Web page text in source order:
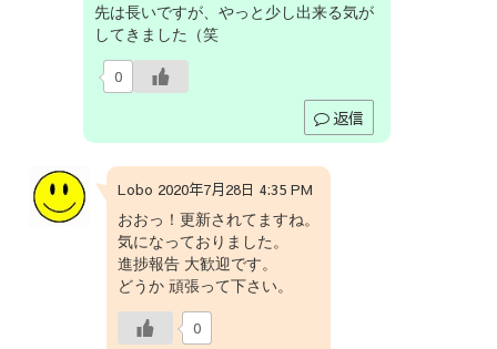
先は長いですが、やっと少し出来る気が
してきました（笑
0
返信
Lobo 2020年7月28日 4:35 PM
おおっ！更新されてますね。
気になっておりました。
進捗報告 大歓迎です。
どうか 頑張って下さい。
0